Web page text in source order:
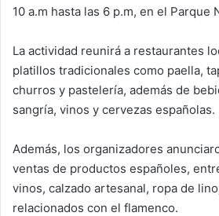
10 a.m hasta las 6 p.m, en el Parque
La actividad reunirá a restaurantes
platillos tradicionales como paella,
churros y pastelería, además de
sangría, vinos y cervezas españolas.
Además, los organizadores
ventas de productos españoles,
vinos, calzado artesanal, ropa de
relacionados con el flamenco.